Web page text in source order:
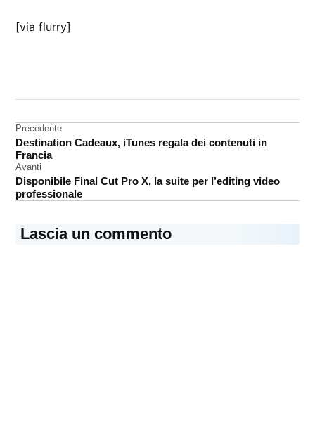
[via flurry]
web
Web
Application
Navigazione
articoli
Precedente
Destination Cadeaux, iTunes regala dei contenuti in
Francia
Avanti
Disponibile Final Cut Pro X, la suite per l’editing video
professionale
Lascia un commento